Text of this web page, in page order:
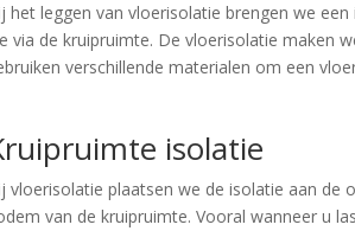
het leggen van vloerisolatie brengen we
via de kruipruimte. De vloerisolatie maken
verschillende materialen om een
isolatie
vloerisolatie plaatsen we de isolatie aan de
van de kruipruimte. Vooral wanneer u